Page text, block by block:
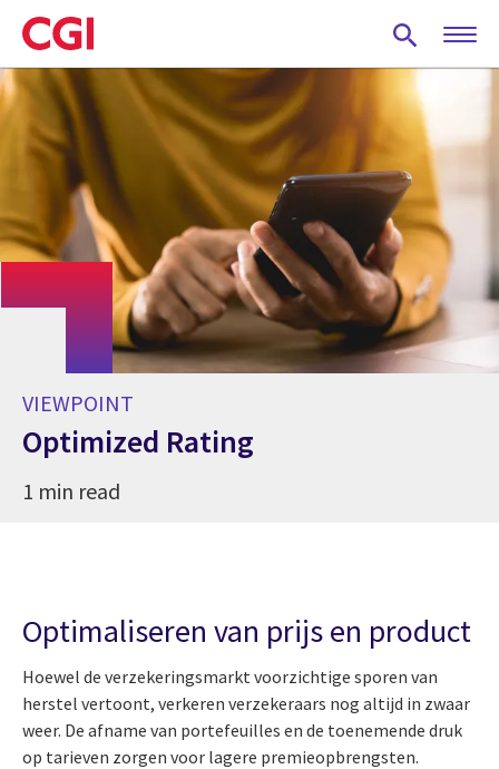
Skip
to
main
content
VIEWPOINT
Optimized Rating
1 min read
Optimaliseren van prijs en product
Hoewel de verzekeringsmarkt voorzichtige sporen van
herstel vertoont, verkeren verzekeraars nog altijd in zwaar
weer. De afname van portefeuilles en de toenemende druk
op tarieven zorgen voor lagere premieopbrengsten.